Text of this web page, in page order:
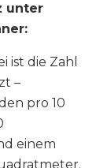
unter
ist die Zahl
–
pro 10
einem